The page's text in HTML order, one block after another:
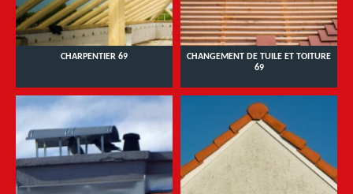
CHARPENTIER 69
CHANGEMENT DE TUILE ET TOITURE
69